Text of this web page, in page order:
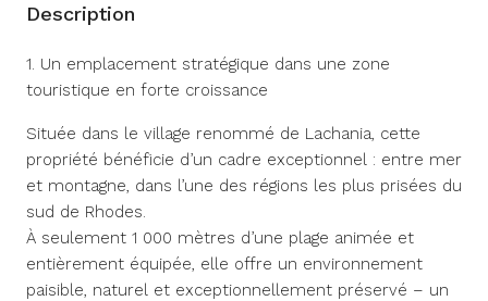
Description
1. Un emplacement stratégique dans une zone
touristique en forte croissance
Située dans le village renommé de Lachania, cette
propriété bénéficie d’un cadre exceptionnel : entre mer
et montagne, dans l’une des régions les plus prisées du
sud de Rhodes.
À seulement 1 000 mètres d’une plage animée et
entièrement équipée, elle offre un environnement
paisible, naturel et exceptionnellement préservé – un